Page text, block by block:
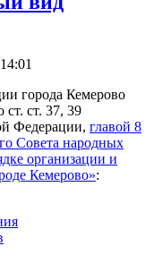
города Кемерово
ст. 37, 39
Федерации, главой 8
Совета народных
организации и
Кемерово»: